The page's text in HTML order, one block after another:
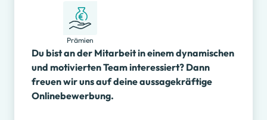
Prämien
Du bist an der Mitarbeit in einem dynamischen
und motivierten Team interessiert? Dann
freuen wir uns auf deine aussagekräftige
Onlinebewerbung.